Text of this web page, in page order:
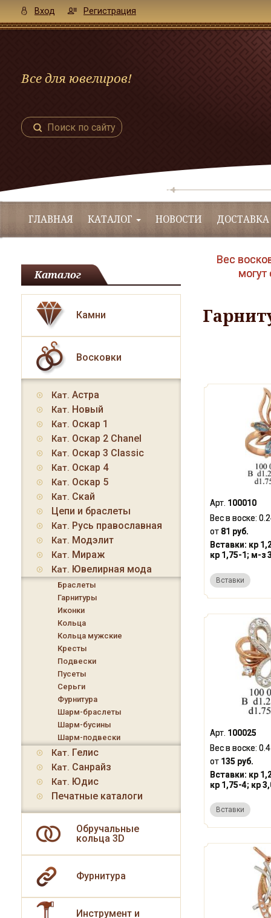
Вход Регистрация
Все для ювелиров!
Поиск по сайту
ГЛАВНАЯ КАТАЛОГ НОВОСТИ
Вес
могут
Арт. 100010
Вес в воске:
от 81 руб.
Вставки: кр
кр 1,75-1; м-з
Вставки
Арт. 100025
Вес в воске:
от 135 руб.
Вставки: кр
кр 1,75-4; кр
Вставки
Каталог
Камни
Восковки
Кат. Астра
Кат. Новый
Кат. Оскар 1
Кат. Оскар 2 Chanel
Кат. Оскар 3 Classic
Кат. Оскар 4
Кат. Оскар 5
Кат. Скай
Цепи и браслеты
Кат. Русь православная
Кат. Модэлит
Кат. Мираж
Кат. Ювелирная мода
Браслеты
Гарнитуры
Иконки
Кольца
Кольца мужские
Кресты
Подвески
Пусеты
Серьги
Фурнитура
Шарм-браслеты
Шарм-бусины
Шарм-подвески
Кат. Гелис
Кат. Санрайз
Кат. Юдис
Печатные каталоги
Обручальные
кольца 3D
Фурнитура
Инструмент и